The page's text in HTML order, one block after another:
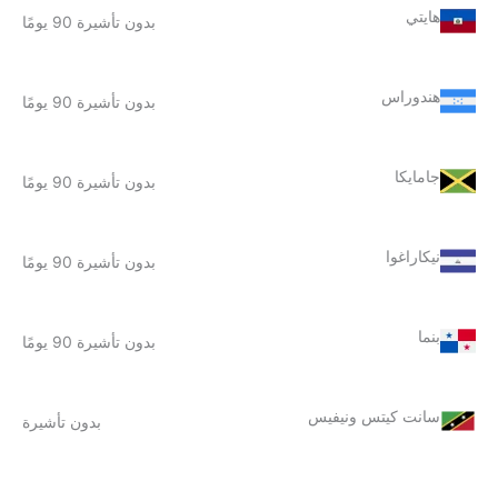
هايتي بدون تأشيرة 90 يومًا
هندوراس بدون تأشيرة 90 يومًا
جامايكا بدون تأشيرة 90 يومًا
نيكاراغوا بدون تأشيرة 90 يومًا
بنما بدون تأشيرة 90 يومًا
سانت كيتس ونيفيس بدون تأشيرة